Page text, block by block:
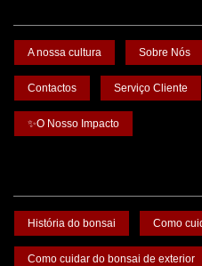
A nossa cultura Sobre Nós
Contactos Serviço Cliente
✨O Nosso Impacto
História do bonsai Como
Como cuidar do bonsai de exterior